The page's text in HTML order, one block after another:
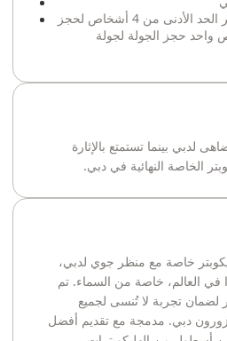
تتطلب هذه الجولة الهليكوبتر الحد الأدنى من 4 أشخاص لحجز
واحد حجز الجولة لجولة
لدبي بينما تستمتع بالإثارة
الخاصة النهائية في دبي.
خاصة مع منظر جوي لدبي،
العالم، خاصة من السماء. تم
لضمان تجربة لا تُنسى لجميع
دبي. مدمجة مع تقديم أفضل